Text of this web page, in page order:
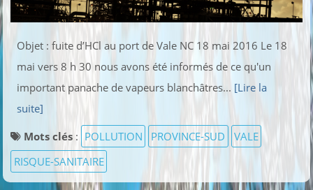
Objet : fuite d’HCl au port de Vale NC 18 mai 2016 Le 18
mai vers 8 h 30 nous avons été informés de ce qu'un
important panache de vapeurs blanchâtres... [Lire la
suite]
Mots clés : POLLUTION PROVINCE-SUD
VALE
RISQUE-SANITAIRE